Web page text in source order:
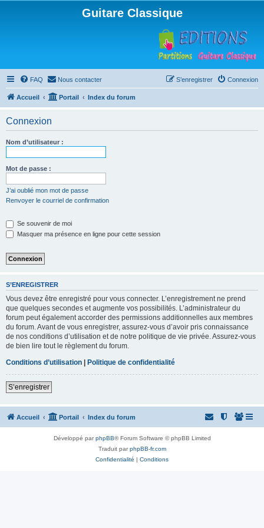
Guitare Classique
FAQ Nous contacter Connexion
S’enregistrer
Accueil Portail Index du forum
Connexion
Nom d’utilisateur :
Mot de passe :
J’ai oublié mon mot de passe
Renvoyer le courriel de confirmation
Se souvenir de moi
Masquer ma présence en ligne pour cette session
S’ENREGISTRER
Vous devez être enregistré pour vous connecter. L’enregistrement ne prend
que quelques secondes et augmente vos possibilités. L’administrateur du
forum peut également accorder des permissions additionnelles aux membres
du forum. Avant de vous enregistrer, assurez-vous d’avoir pris connaissance
de nos conditions d’utilisation et de notre politique de vie privée. Assurez-vous
de bien lire tout le règlement du forum.
Conditions d’utilisation | Politique de confidentialité
S’enregistrer
Accueil Portail Index du forum
Développé parphpBB® Forum Software © phpBB Limited
Traduit parphpBB-fr.com
Confidentialité | Conditions